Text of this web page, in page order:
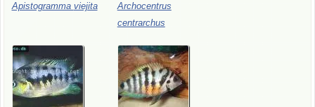
Apistogramma viejita
Archocentrus
centrarchus